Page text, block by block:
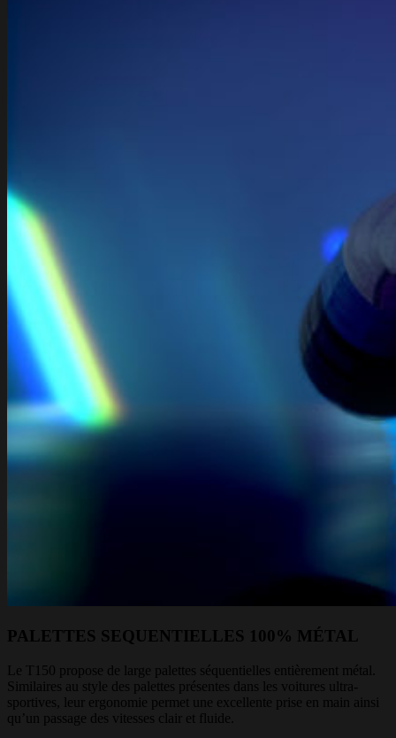
PALETTES SEQUENTIELLES 100% MÉTAL
Le T150 propose de large palettes séquentielles entièrement métal.
Similaires au style des palettes présentes dans les voitures ultra-
sportives, leur ergonomie permet une excellente prise en main ainsi
qu’un passage des vitesses clair et fluide.